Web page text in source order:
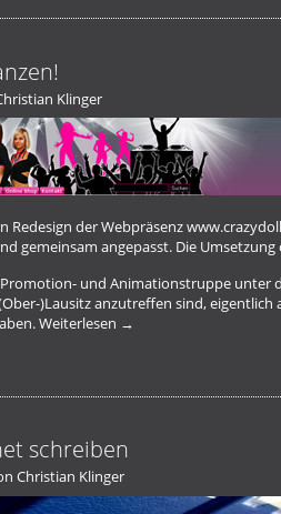
Klinger
Redesign der Webpräsenz
gemeinsam angepasst. Die Umsetzung
und Animationstruppe unter
)Lausitz anzutreffen sind,
Weiterlesen →
schreiben
Christian Klinger